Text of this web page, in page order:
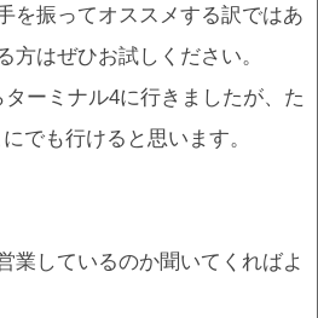
を振ってオススメする訳ではあ
方はぜひお試しください。
ーミナル4に行きましたが、た
でも行けると思います。
業しているのか聞いてくればよ